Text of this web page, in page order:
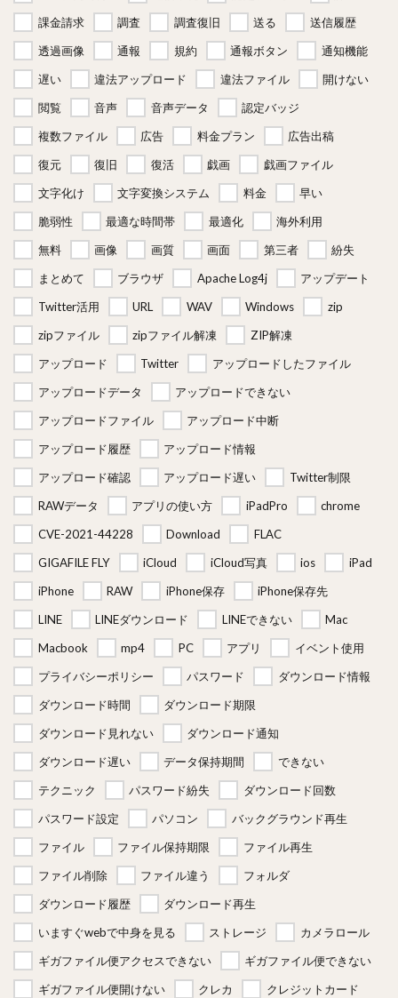
課金請求
調査 調査復旧 送る
送信履歴
透過画像
通報 規約 通報ボタン
通知機能
遅い
違法アップロード 違法ファイル
開けない
閲覧
音声 音声データ
認定バッジ
複数ファイル
広告 料金プラン
広告出稿
復元
復旧 復活 戯画
戯画ファイル
文字化け
文字変換システム 料金
早い
脆弱性
最適な時間帯 最適化
海外利用
無料
画像 画質 画面 第三者
紛失
まとめて
ブラウザ Apache Log4j
アップデート
Twitter活用
URL WAV Windows
zip
zipファイル
zipファイル解凍
ZIP解凍
アップロード
Twitter
アップロードしたファイル
アップロードデータ
アップロードできない
アップロードファイル
アップロード中断
アップロード履歴
アップロード情報
アップロード確認
アップロード遅い
Twitter制限
RAWデータ
アプリの使い方 iPadPro
chrome
CVE-2021-44228
Download
FLAC
GIGAFILE FLY
iCloud iCloud写真 ios
iPad
iPhone
RAW iPhone保存
iPhone保存先
LINE
LINEダウンロード LINEできない
Mac
Macbook
mp4 PC アプリ
イベント使用
プライバシーポリシー
パスワード
ダウンロード情報
ダウンロード時間
ダウンロード期限
ダウンロード見れない
ダウンロード通知
ダウンロード遅い
データ保持期間
できない
テクニック
パスワード紛失
ダウンロード回数
パスワード設定
パソコン
バックグラウンド再生
ファイル
ファイル保持期限
ファイル再生
ファイル削除
ファイル違う
フォルダ
ダウンロード履歴
ダウンロード再生
いますぐwebで中身を見る
ストレージ
カメラロール
ギガファイル便アクセスできない
ギガファイル便できない
ギガファイル便開けない
クレカ
クレジットカード